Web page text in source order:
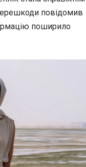
повідомив
поширило